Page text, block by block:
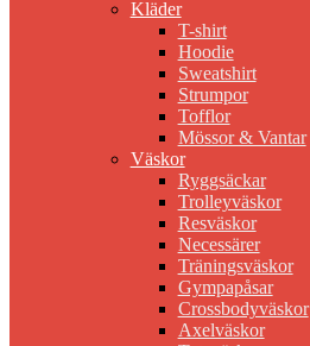
Kläder
T-shirt
Hoodie
Sweatshirt
Strumpor
Tofflor
Mössor & Vantar
Väskor
Ryggsäckar
Trolleyväskor
Resväskor
Necessärer
Träningsväskor
Gympapåsar
Crossbodyväskor
Axelväskor